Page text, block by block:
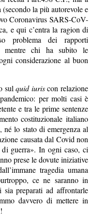
la più autorevole e
Coronavirus SARS-CoV-
e qui c’entra la ragion di
problema dei rapporti
mentre chi ha subito le
considerazione al buon
sulquid iuriscon relazione
per molti casi è
e tra le prime sentenze
costituzionale italiano
né lo stato di emergenza al
causata dal Covid non
guerra». In ogni caso, ci
prese le dovute iniziative
tragedia umana
ce ne saranno in
preparati ad affrontarle
davvero di mettere in